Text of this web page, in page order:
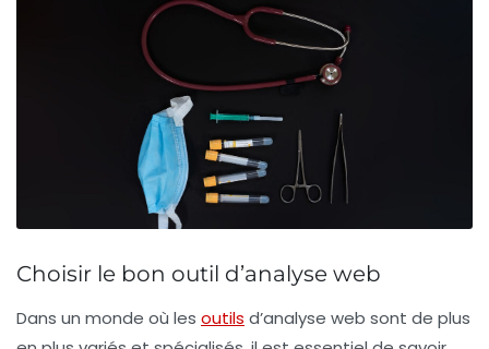
Choisir le bon outil d’analyse web
Dans un monde où les outils d’analyse web sont de plus